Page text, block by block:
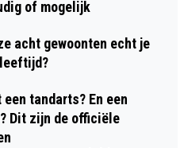
of mogelijk
acht gewoonten echt je
tandarts? En een
Dit zijn de officiële